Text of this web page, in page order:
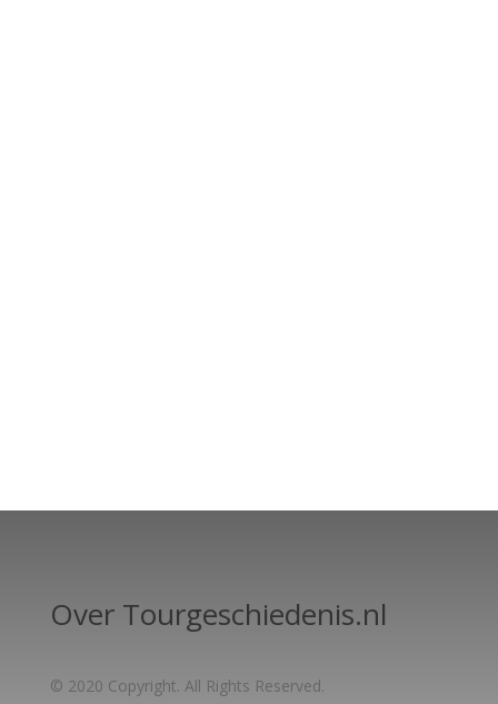
Over Tourgeschiedenis.nl
© 2020 Copyright. All Rights Reserved.